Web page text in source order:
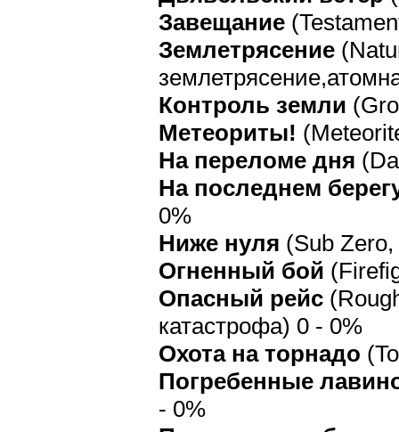
Завещание
Землетрясение
Контроль земли
Метеориты!
На переломе дня
На последнем
0%
Ниже нуля (Sub
Огненный бой
Опасный рейс
катастрофа) 0 - 0%
Охота на торнадо
Погребенные
- 0%